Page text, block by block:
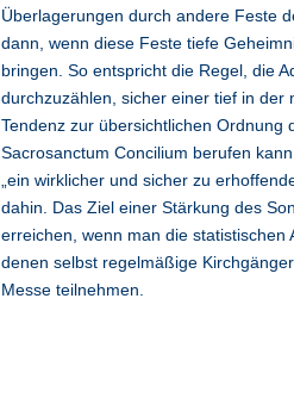
Überlagerungen durch andere Feste
dann, wenn diese Feste tiefe
bringen. So entspricht die Regel, die
durchzuzählen, sicher einer tief in der
Tendenz zur übersichtlichen Ordnung
Sacrosanctum Concilium berufen
„ein wirklicher und sicher zu
dahin. Das Ziel einer Stärkung des
erreichen, wenn man die
denen selbst regelmäßige
Messe teilnehmen.